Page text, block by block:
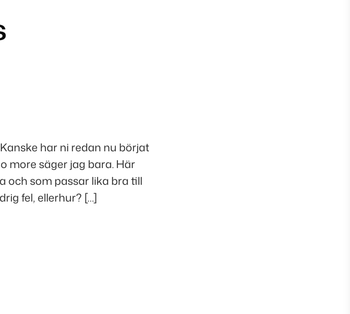
har ni redan nu börjat
more säger jag bara. Här
och som passar lika bra till
fel, ellerhur? […]